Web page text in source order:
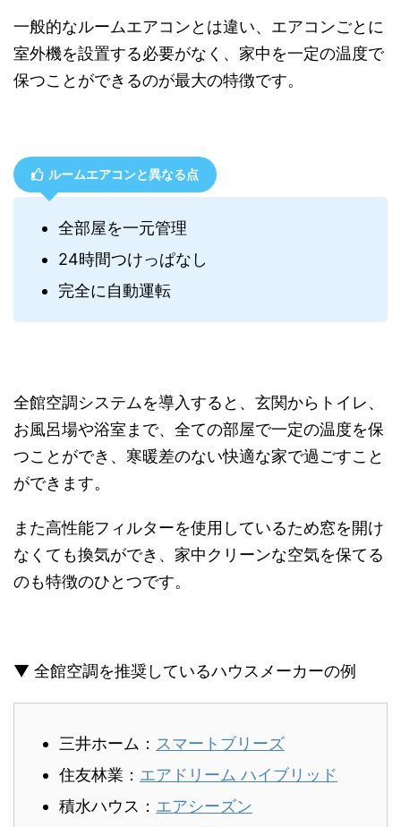
一般的なルームエアコンとは違い、エアコンごとに
室外機を設置する必要がなく、家中を一定の温度で
保つことができるのが最大の特徴です。
ルームエアコンと異なる点
全部屋を一元管理
24時間つけっぱなし
完全に自動運転
全館空調システムを導入すると、玄関からトイレ、
お風呂場や浴室まで、全ての部屋で一定の温度を保
つことができ、寒暖差のない快適な家で過ごすこと
ができます。
また高性能フィルターを使用しているため窓を開け
なくても換気ができ、家中クリーンな空気を保てる
のも特徴のひとつです。
▼ 全館空調を推奨しているハウスメーカーの例
三井ホーム： スマートブリーズ
住友林業： エアドリーム ハイブリッド
積水ハウス： エアシーズン